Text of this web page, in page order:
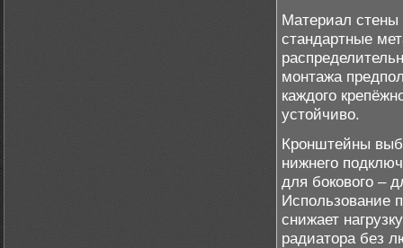
Материал стены
стандартные
монтажа
каждого
устойчиво.
Кронштейны
нижнего
для бокового –
Использование
снижает
радиатора без